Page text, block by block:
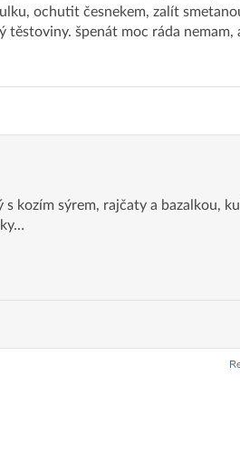
ochutit česnekem, zalít
těstoviny. špenát moc ráda
s kozím sýrem, rajčaty a bazalkou,